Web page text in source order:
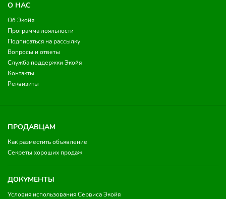
О НАС
Об Экойя
Программа лояльности
Подписаться на рассылку
Вопросы и ответы
Служба поддержки Экойя
Контакты
Реквизиты
ПРОДАВЦАМ
Как разместить объявление
Секреты хороших продаж
ДОКУМЕНТЫ
Условия использования Сервиса Экойя